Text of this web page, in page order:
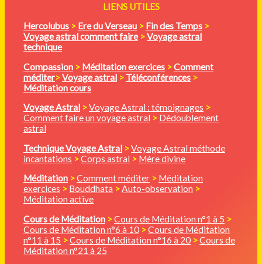
LIENS UTILES
Hercolubus > Ere du Verseau > Fin des Temps >
Voyage astral comment faire >Voyage astral
technique
Compassion > Méditationexercices >Comment
méditer>Voyage astral > Téléconférences >
Méditation cours
Voyage Astral >Voyage Astral : témoignages >
Comment faire un voyage astral > Dédoublement
astral
Technique Voyage Astral >Voyage Astral méthode
incantations >Corps astral > Mère divine
Méditation >Comment méditer > Méditation
exercices > Bouddhata >Auto-observation >
Méditation active
Cours de Méditation >Cours de Méditation n°1 à 5 >
Cours de Méditation n°6 à 10 >Cours de Méditation
n°11 à 15 >Cours de Méditation n°16 à 20 >Cours de
Méditation n°21 à 25